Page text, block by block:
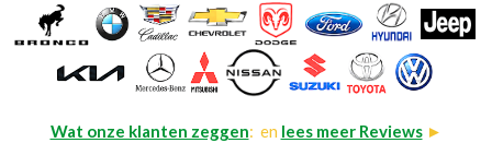
Wat onze klanten zeggen: en lees meer Reviews►